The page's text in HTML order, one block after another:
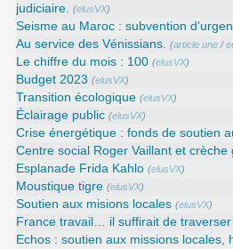
judiciaire.
(elusVX)
Seisme au Maroc : subvention
Au service des Vénissians. (article une /
Le chiffre du mois : 100 (elusVX)
Budget 2023 (elusVX)
Transition écologique (elusVX)
Éclairage public (elusVX)
Crise énergétique : fonds de soutien
Centre social Roger Vaillant et crèche
Esplanade Frida Kahlo (elusVX)
Moustique tigre (elusVX)
Soutien aux misions locales (elusVX)
France travail… il suffirait de traverser
Echos : soutien aux missions locales,